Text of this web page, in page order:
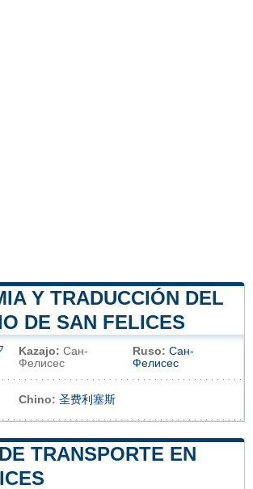
Y TRADUCCIÓN DEL
DE SAN FELICES
Kazajo: Сан-
Фелисес
Ruso: Сан-
Фелисес
Chino: 圣费利塞斯
TRANSPORTE EN